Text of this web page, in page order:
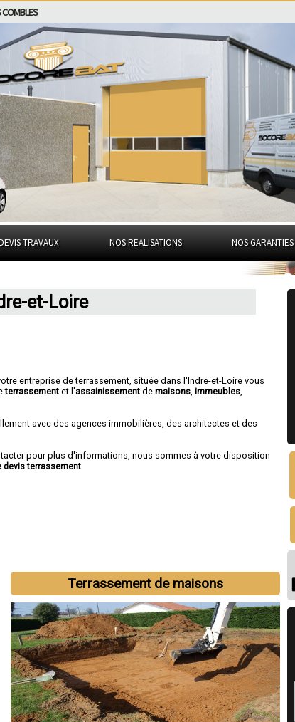
COMBLES
TRAVAUX NOS REALISATIONS NOS GARANTIES
et-Loire
entreprise de terrassement, située dans l'Indre-et-Loire vous
terrassement et l'assainissement demaisons,immeubles,
avec des agences immobilières, des architectes et des
pour plus d'informations, nous sommes à votre disposition
devis terrassement
Terrassement de maisons